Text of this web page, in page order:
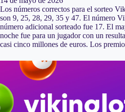
Los números correctos para el sorteo
son 9, 25, 28, 29, 35 y 47. El número
número adicional sorteado fue 17. El
noche fue para un jugador con un
casi cinco millones de euros. Los